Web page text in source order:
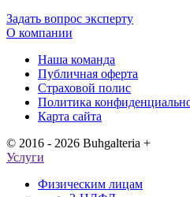
Задать вопрос эксперту
О компании
Наша команда
Публичная оферта
Страховой полис
Политика
Карта сайта
© 2016 - 2026 Buhgalteria +
Услуги
Физическим лицам